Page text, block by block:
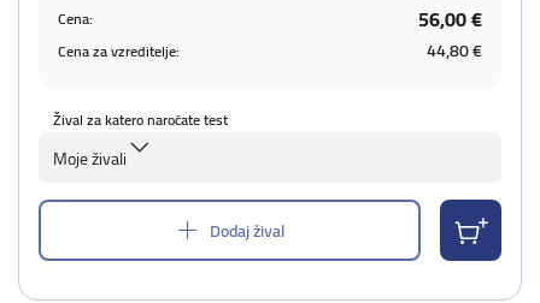
Cena: 56,00 €
Cena za vzreditelje: 44,80 €
Žival za katero naročate test
Moje živali
Dodaj žival